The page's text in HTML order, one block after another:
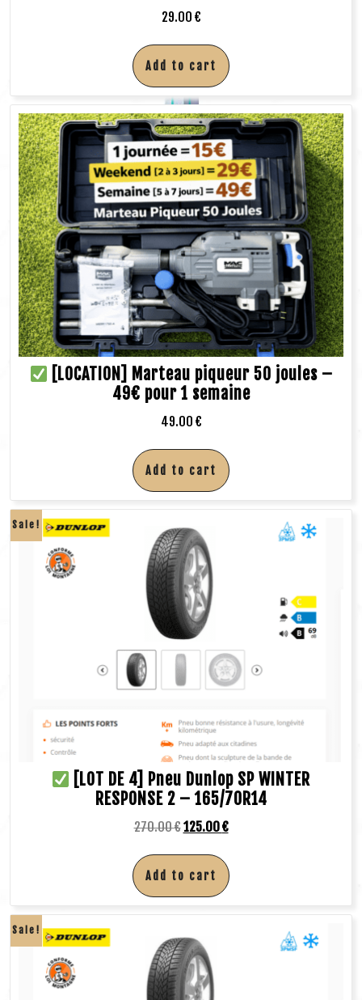
29.00 €
Add to cart
[LOCATION] Marteau piqueur 50 joules –
49€ pour 1 semaine
49.00 €
Add to cart
Sale!
[LOT DE 4] Pneu Dunlop SP WINTER
RESPONSE 2 – 165/70R14
270.00€125.00€
Add to cart
Sale!